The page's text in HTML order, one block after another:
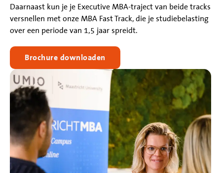
Daarnaast kun je je Executive MBA-traject van beide tracks
versnellen met onze MBA Fast Track, die je studiebelasting
over een periode van 1,5 jaar spreidt.
Brochure downloaden